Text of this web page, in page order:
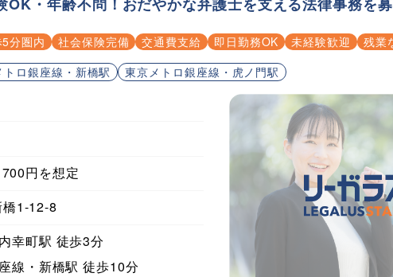
分圏内 社会保険完備 交通費支給 即日勤務OK 未経験歓迎 残業
トロ銀座線・新橋駅 東京メトロ銀座線・虎ノ門駅
円を想定
1-12-8
幸町駅 徒歩3分
線・新橋駅 徒歩10分